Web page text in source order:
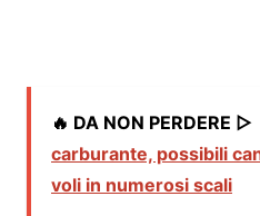
🔥 DA NON PERDERE ▷
carburante, possibili
voli in numerosi scali